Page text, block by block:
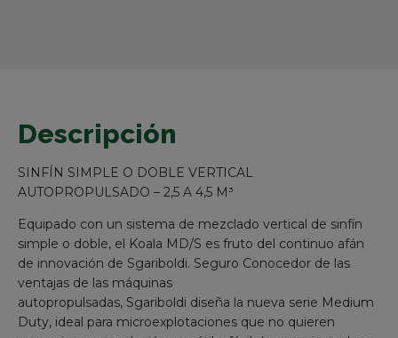
Descripción
SINFÍN SIMPLE O DOBLE VERTICAL
AUTOPROPULSADO – 2,5 A 4,5 M³
Equipado con un sistema de mezclado vertical de sinfín
simple o doble, el Koala MD/S es fruto del continuo afán
de innovación de Sgariboldi. Seguro Conocedor de las
ventajas de las máquinas
autopropulsadas, Sgariboldi diseña la nueva serie Medium
Duty, ideal para microexplotaciones que no quieren